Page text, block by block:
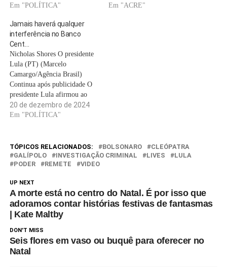
com choque de juros dado na
Campos Neto. Na última
reunião do Copom, leitores, o
Banco Central aumentou em
um ponto…
Em "POLÍTICA"
confiança dele, e nega
Em "ACRE"
Jamais haverá qualquer
interferência no Banco
Cent…
Nicholas Shores O presidente
Lula (PT) (Marcelo
Camargo/Agência Brasil)
Continua após publicidade O
presidente Lula afirmou ao
próximo chefe do Banco
Central, Gabriel Galípolo, que
da autoridade monetária. Em
vídeo publicado em suas redes
sociais, o petista declarou que
“medidas…
20 de dezembro de 2024
Em "POLÍTICA"
TÓPICOS RELACIONADOS: BOLSONARO
CLEÓPATRA
GALÍPOLO
INVESTIGAÇÃO CRIMINAL LIVES
LULA
PODER
REMETE VIDEO
UP NEXT
A morte está no centro do Natal. É por isso que
adoramos contar histórias festivas de fantasmas
| Kate Maltby
DON'T MISS
Seis flores em vaso ou buquê para oferecer no
Natal